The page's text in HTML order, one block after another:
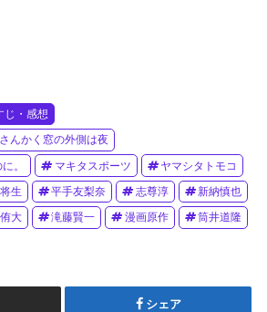
・感想
さんかく窓の外側は夜
。 マキタスポーツ ヤマシタトモコ
生 平手友梨奈 志尊淳 新納慎也
大 滝藤賢一 漫画原作 筒井道隆
シェア